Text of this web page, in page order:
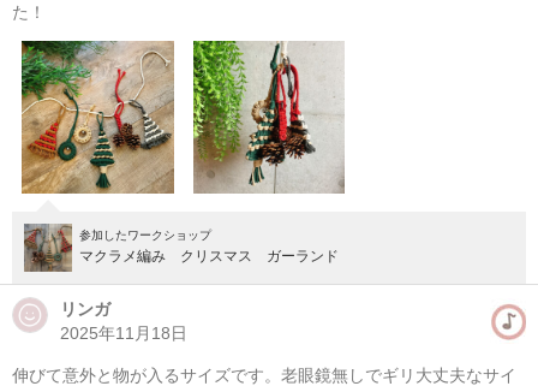
た！
参加したワークショップ
マクラメ編み クリスマス ガーランド
リンガ
2025年11月18日
伸びて意外と物が入るサイズです。老眼鏡無しでギリ大丈夫なサイ